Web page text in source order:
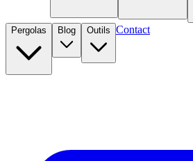
Pergolas Blog Outils Contact